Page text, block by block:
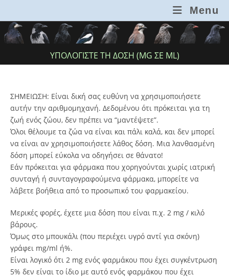
content
Menu
ΥΠΟΛΟΓΊΣΤΕ ΤΗ ΔΌΣΗ (MG ΣΕ ML)
ΣΗΜΕΙΩΣΗ: Είναι δική σας ευθύνη να χρησιμοποιήσετε
αυτήν την αριθμομηχανή. Δεδομένου ότι πρόκειται για τη
ζωή ενός ζώου, δεν πρέπει να “μαντέψετε”.
Όλοι θέλουμε τα ζώα να είναι και πάλι καλά, και δεν μπορεί
να είναι αν χρησιμοποιήσετε λάθος δόση. Μια λανθασμένη
δόση μπορεί εύκολα να οδηγήσει σε θάνατο!
Εάν πρόκειται για φάρμακα που χορηγούνται χωρίς ιατρική
συνταγή ή συνταγογραφούμενα φάρμακα, μπορείτε να
λάβετε βοήθεια από το προσωπικό του φαρμακείου.
Μερικές φορές, έχετε μια δόση που είναι π.χ. 2 mg / κιλό
βάρους.
Όμως στο μπουκάλι (που περιέχει υγρό αντί για σκόνη)
γράφει mg/ml ή%.
Είναι λογικό ότι 2 mg ενός φαρμάκου που έχει συγκέντρωση
5% δεν είναι το ίδιο με αυτό ενός φαρμάκου που έχει